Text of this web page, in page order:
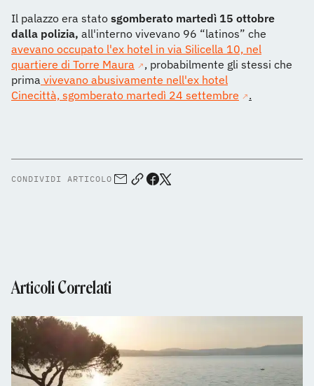
Il palazzo era stato sgomberato martedì 15 ottobre
dalla polizia, all'interno vivevano 96 “latinos” che
avevano occupato l'ex hotel in via Silicella 10, nel
quartiere di Torre Maura
, probabilmente gli stessi che
prima vivevano abusivamente nell'ex hotel
Cinecittà, sgomberato martedì 24 settembre
.
CONDIVIDI ARTICOLO
Articoli Correlati